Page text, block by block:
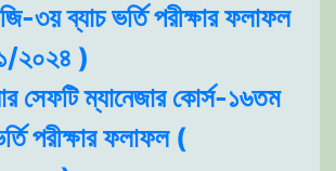
৩য় ব্যাচ ভর্তি পরীক্ষার ফলাফল
২০২৪ )
সেফটি ম্যানেজার কোর্স-১৬তম
পরীক্ষার ফলাফল (